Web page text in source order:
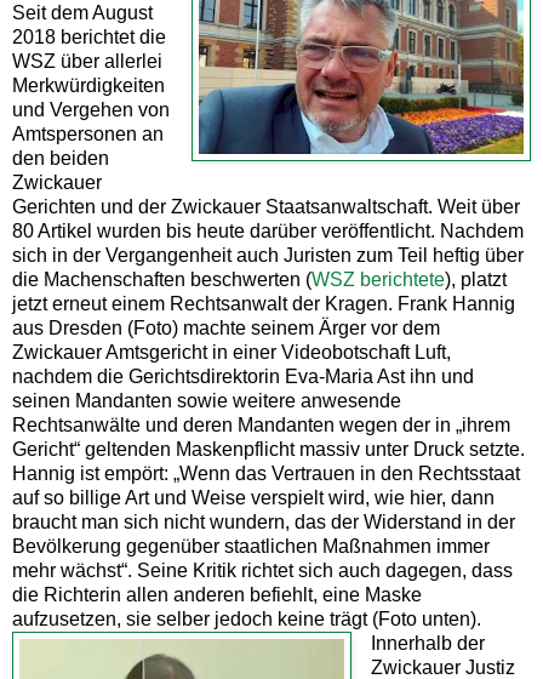
Seit dem August
2018 berichtet die
WSZ über allerlei
Merkwürdigkeiten
und Vergehen von
Amtspersonen an
den beiden
Zwickauer
Gerichten und der Zwickauer Staatsanwaltschaft. Weit über
80 Artikel wurden bis heute darüber veröffentlicht. Nachdem
sich in der Vergangenheit auch Juristen zum Teil heftig über
die Machenschaften beschwerten (WSZ berichtete), platzt
jetzt erneut einem Rechtsanwalt der Kragen. Frank Hannig
aus Dresden (Foto) machte seinem Ärger vor dem
Zwickauer Amtsgericht in einer Videobotschaft Luft,
nachdem die Gerichtsdirektorin Eva-Maria Ast ihn und
seinen Mandanten sowie weitere anwesende
Rechtsanwälte und deren Mandanten wegen der in „ihrem
Gericht“ geltenden Maskenpflicht massiv unter Druck setzte.
Hannig ist empört: „Wenn das Vertrauen in den Rechtsstaat
auf so billige Art und Weise verspielt wird, wie hier, dann
braucht man sich nicht wundern, das der Widerstand in der
Bevölkerung gegenüber staatlichen Maßnahmen immer
mehr wächst“. Seine Kritik richtet sich auch dagegen, dass
die Richterin allen anderen befiehlt, eine Maske
aufzusetzen, sie selber jedoch keine trägt (Foto unten).
Innerhalb der
Zwickauer Justiz